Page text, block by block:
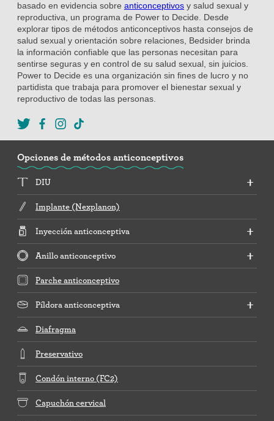
basado en evidencia sobre anticonceptivos y salud sexual y
reproductiva, un programa de Power to Decide. Desde
explorar tipos de métodos anticonceptivos hasta consejos de
salud sexual y orientación sobre relaciones, Bedsider brinda
la información confiable que las personas necesitan para
sentirse seguras y en control de su salud sexual, sin juicios.
Power to Decide es una organización sin fines de lucro y no
partidista que trabaja para promover el bienestar sexual y
reproductivo de todas las personas.
Opciones de métodos anticonceptivos
DIU
Implante (Nexplanon)
Inyección anticonceptiva
Anillo anticonceptivo
Parche anticonceptivo
Píldora anticonceptiva
Diafragma
Preservativo
Condón interno (FC2)
Capuchón cervical